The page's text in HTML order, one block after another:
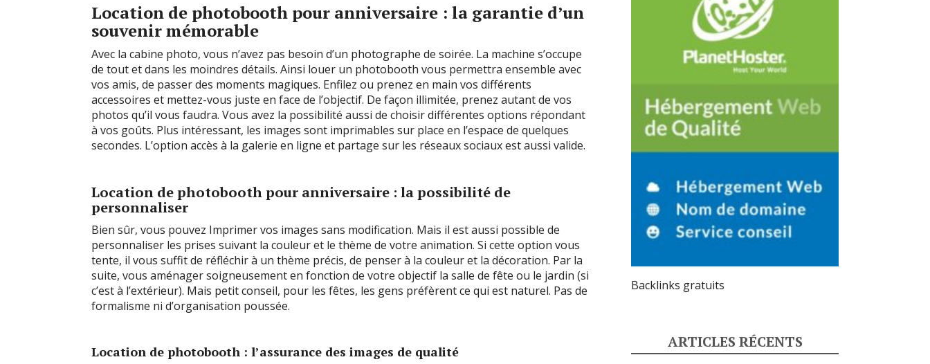
Location de photobooth pour anniversaire : la garantie d’un
souvenir mémorable
Avec la cabine photo, vous n’avez pas besoin d’un photographe de soirée. La machine s’occupe
de tout et dans les moindres détails. Ainsi louer un photobooth vous permettra ensemble avec
vos amis, de passer des moments magiques. Enfilez ou prenez en main vos différents
accessoires et mettez-vous juste en face de l’objectif. De façon illimitée, prenez autant de vos
photos qu’il vous faudra. Vous avez la possibilité aussi de choisir différentes options répondant
à vos goûts. Plus intéressant, les images sont imprimables sur place en l’espace de quelques
secondes. L’option accès à la galerie en ligne et partage sur les réseaux sociaux est aussi valide.
Location de photobooth pour anniversaire : la possibilité de
personnaliser
Bien sûr, vous pouvez Imprimer vos images sans modification. Mais il est aussi possible de
personnaliser les prises suivant la couleur et le thème de votre animation. Si cette option vous
tente, il vous suffit de réfléchir à un thème précis, de penser à la couleur et la décoration. Par la
suite, vous aménager soigneusement en fonction de votre objectif la salle de fête ou le jardin (si
c’est à l’extérieur). Mais petit conseil, pour les fêtes, les gens préfèrent ce qui est naturel. Pas de
formalisme ni d’organisation poussée.
Location de photobooth : l’assurance des images de qualité
Backlinks gratuits
ARTICLES RÉCENTS